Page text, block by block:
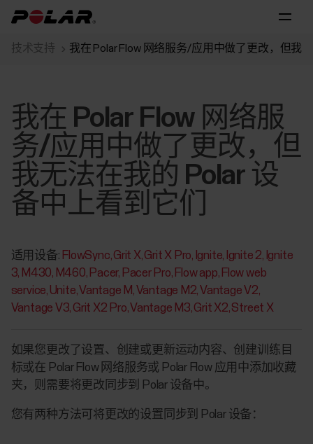
技术支持 我在 Polar Flow 网络服务/应用中做了更改，但我
我在 Polar Flow 网络服
务/应用中做了更改，但
我无法在我的 Polar 设
备中上看到它们
适用设备: FlowSync Grit X Grit X Pro Ignite Ignite 2 Ignite
3 M430 M460 Pacer Pacer Pro Flow app Flow web
service Unite Vantage M Vantage M2 Vantage V2
Vantage V3 Grit X2 Pro Vantage M3 Grit X2 Street X
如果您更改了设置、创建或更新运动内容、创建训练目
标或在 Polar Flow 网络服务或 Polar Flow 应用中添加收藏
夹，则需要将更改同步到 Polar 设备中。
您有两种方法可将更改的设置同步到 Polar 设备：